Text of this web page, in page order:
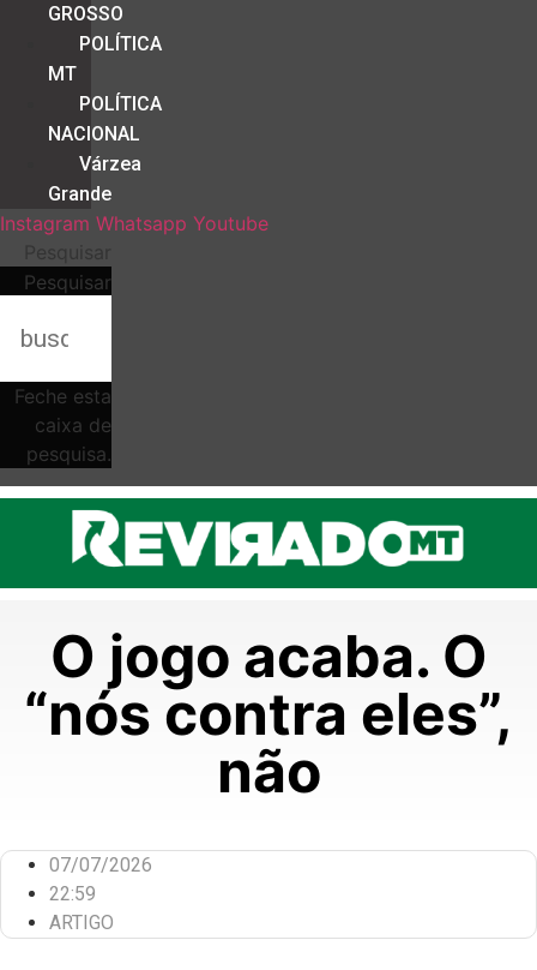
GROSSO
POLÍTICA
MT
POLÍTICA
NACIONAL
Várzea
Grande
Instagram Whatsapp Youtube
Pesquisar
Pesquisar
Feche esta
caixa de
pesquisa.
O jogo acaba. O
“nós contra eles”,
não
07/07/2026
22:59
ARTIGO